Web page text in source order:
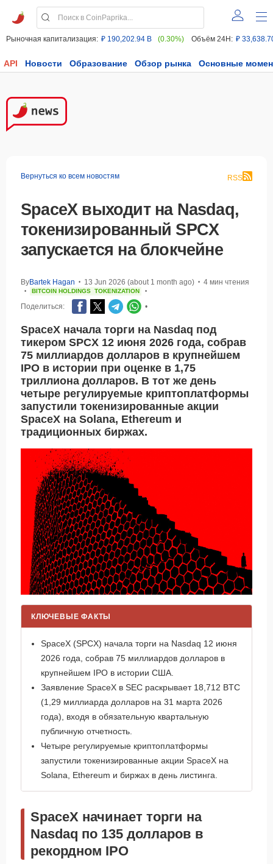
Рыночная капитализация: ₽ 190,202.94 B (0.30%) Объём 24H: ₽
API Новости Образование Обзор рынка Основные
Вернуться ко всем новостям RSS
SpaceX выходит на Nasdaq,
токенизированный SPCX
запускается на блокчейне
ByBartek Hagan • 13 Jun 2026 (about 1 month ago) • 4 мин чтения
• BITCOIN HOLDINGS TOKENIZATION •
Поделиться: •
SpaceX начала торги на Nasdaq под
тикером SPCX 12 июня 2026 года, собрав
75 миллиардов долларов в крупнейшем
IPO в истории при оценке в 1,75
триллиона долларов. В тот же день
четыре регулируемые криптоплатформы
запустили токенизированные акции
SpaceX на Solana, Ethereum и
традиционных биржах.
КЛЮЧЕВЫЕ ФАКТЫ
SpaceX (SPCX) начала торги на Nasdaq 12 июня
2026 года, собрав 75 миллиардов долларов в
крупнейшем IPO в истории США.
Заявление SpaceX в SEC раскрывает 18,712 BTC
(1,29 миллиарда долларов на 31 марта 2026
года), входя в обязательную квартальную
публичную отчетность.
Четыре регулируемые криптоплатформы
запустили токенизированные акции SpaceX на
Solana, Ethereum и биржах в день листинга.
SpaceX начинает торги на
Nasdaq по 135 долларов в
рекордном IPO